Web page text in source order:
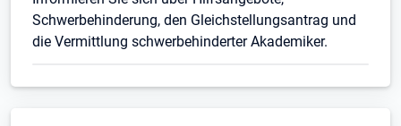
Schwerbehinderung, den Gleichstellungsantrag und
die Vermittlung schwerbehinderter Akademiker.